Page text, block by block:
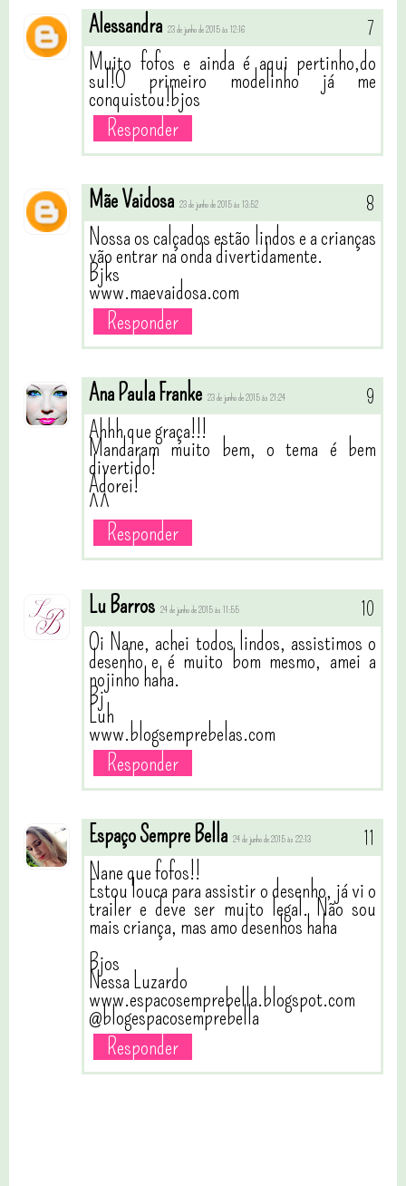
Alessandra 23 de junho de 2015 às 12:16
Muito fofos e ainda é aqui pertinho,do
sul!O primeiro modelinho já me
conquistou!bjos
Responder
Mãe Vaidosa 23 de junho de 2015 às 13:52
Nossa os calçados estão lindos e a crianças
vão entrar na onda divertidamente.
Bjks
www.maevaidosa.com
Responder
Ana Paula Franke 23 de junho de 2015 às 21:24
Ahhh que graça!!!
Mandaram muito bem, o tema é bem
divertido!
Adorei!
^^
Responder
Lu Barros 24 de junho de 2015 às 11:55
Oi Nane, achei todos lindos, assistimos o
desenho e é muito bom mesmo, amei a
nojinho haha.
Bj
Luh
www.blogsemprebelas.com
Responder
Espaço Sempre Bella 24 de junho de 2015 às 22:13
Nane que fofos!!
Estou louca para assistir o desenho, já vi o
trailer e deve ser muito legal. Não sou
mais criança, mas amo desenhos haha
Bjos
Nessa Luzardo
www.espacosemprebella.blogspot.com
@blogespacosemprebella
Responder